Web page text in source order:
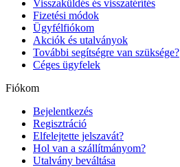
Visszaküldés és visszatérítés
Fizetési módok
Ügyfélfiókom
Akciók és utalványok
További segítségre van szüksége?
Céges ügyfelek
Fiókom
Bejelentkezés
Regisztráció
Elfelejtette jelszavát?
Hol van a szállítmányom?
Utalvány beváltása